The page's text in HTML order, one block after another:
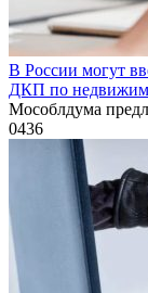
В России могут
ДКП по
Мособлдума
0436